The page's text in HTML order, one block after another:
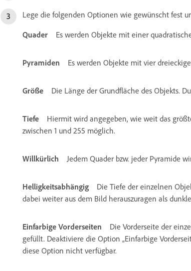
Lege die folgenden Optionen wie gewünscht fest
Quader
Es werden Objekte mit einer
Pyramiden Es werden Objekte mit vier
Größe Die Länge der Grundfläche des Objekts.
Tiefe
Hiermit wird angegeben, wie weit das
zwischen 1 und 255 möglich.
Willkürlich Jedem Quader bzw. jeder Pyramide
Helligkeitsabhängig
Die Tiefe der einzelnen
dabei weiter aus dem Bild herauszuragen als
Einfarbige Vorderseiten
Die Vorderseite der
gefüllt. Deaktiviere die Option „Einfarbige
diese Option nicht verfügbar.